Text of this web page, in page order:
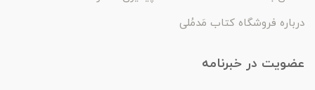
درباره فروشگاه کتاب مَدمُلی
عضویت در خبرنامه